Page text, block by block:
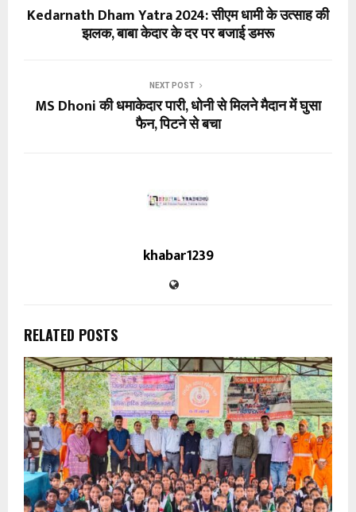
Kedarnath Dham Yatra 2024: सीएम धामी के उत्‍साह की
झलक, बाबा केदार के दर पर बजाई डमरू
NEXT POST
MS Dhoni की धमाकेदार पारी, धोनी से मिलने मैदान में घुसा
फैन, पिटने से बचा
khabar1239
RELATED POSTS